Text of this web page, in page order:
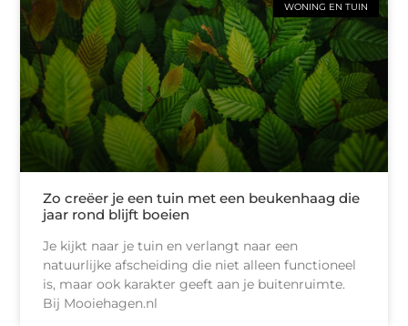
WONING EN TUIN
Zo creëer je een tuin met een beukenhaag die
jaar rond blijft boeien
Je kijkt naar je tuin en verlangt naar een
natuurlijke afscheiding die niet alleen functioneel
is, maar ook karakter geeft aan je buitenruimte.
Bij Mooiehagen.nl